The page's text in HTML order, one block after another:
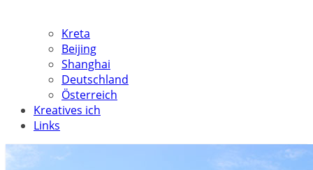
Kreta
Beijing
Shanghai
Deutschland
Österreich
Kreatives ich
Links